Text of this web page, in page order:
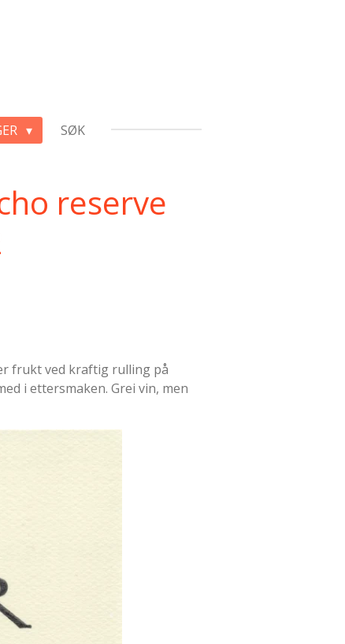
SØK
reserve
frukt ved kraftig rulling på
i ettersmaken. Grei vin, men